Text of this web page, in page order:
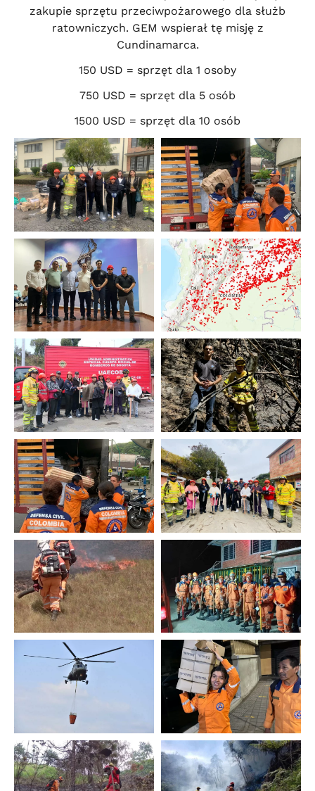
zakupie sprzętu przeciwpożarowego dla służb
ratowniczych. GEM wspierał tę misję z
Cundinamarca.
150 USD = sprzęt dla 1 osoby
750 USD = sprzęt dla 5 osób
1500 USD = sprzęt dla 10 osób